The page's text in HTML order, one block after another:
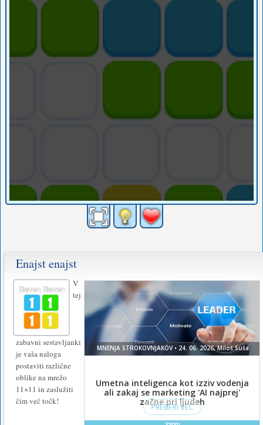
Enajst enajst
V
tej
zabavni sestavljanki
je vaša naloga
postaviti različne
oblike na mrežo
11×11 in zaslužiti
čim več točk!